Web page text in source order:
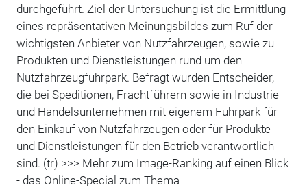
durchgeführt. Ziel der Untersuchung ist die Ermittlung
eines repräsentativen Meinungsbildes zum Ruf der
wichtigsten Anbieter von Nutzfahrzeugen, sowie zu
Produkten und Dienstleistungen rund um den
Nutzfahrzeugfuhrpark. Befragt wurden Entscheider,
die bei Speditionen, Frachtführern sowie in Industrie-
und Handelsunternehmen mit eigenem Fuhrpark für
den Einkauf von Nutzfahrzeugen oder für Produkte
und Dienstleistungen für den Betrieb verantwortlich
sind. (tr) >>> Mehr zum Image-Ranking auf einen Blick
- das Online-Special zum Thema